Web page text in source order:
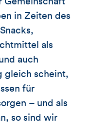
in Zeiten des
als
auch
gleich scheint,
für
– und als
so sind wir